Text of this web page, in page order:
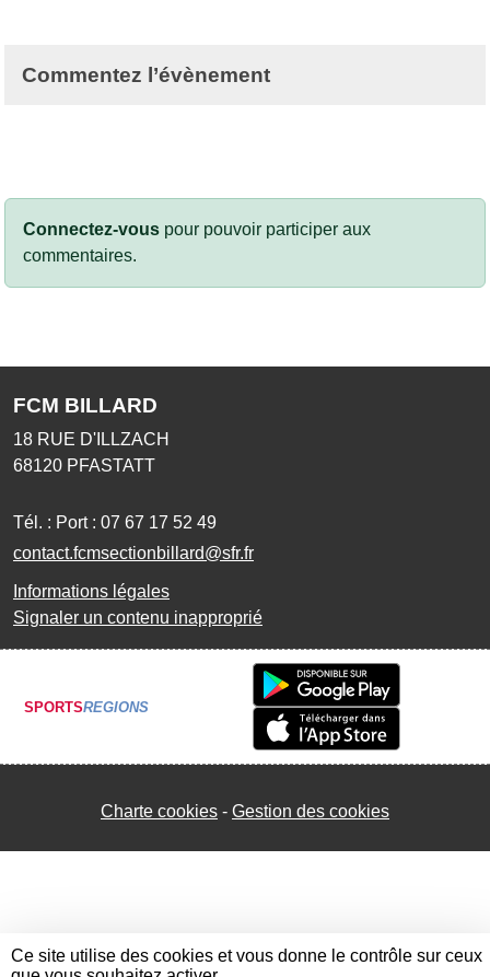
Commentez l’évènement
Connectez-vous pour pouvoir participer aux
commentaires.
FCM BILLARD
18 RUE D'ILLZACH
68120 PFASTATT
Tél. : Port : 07 67 17 52 49
contact.fcmsectionbillard@sfr.fr
Informations légales
Signaler un contenu inapproprié
SPORTSREGIONS
Charte cookies Gestion des cookies
Ce site utilise des cookies et vous donne le contrôle sur ceux